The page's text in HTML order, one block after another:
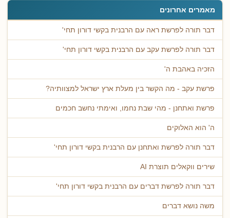
מאמרים אחרונים
דבר תורה לפרשת ראה עם הרבנית בקשי דורון תחי'
דבר תורה לפרשת עקב עם הרבנית בקשי דורון תחי'
הזכיה באהבת ה'
פרשת עקב - מה הקשר בין מעלת ארץ ישראל למצוותיה?
פרשת ואתחנן - מהי שבת נחמו, ואימתי נחשב חכמים
ה' הוא האלוקים
דבר תורה לפרשת ואתחנן עם הרבנית בקשי דורון תחי'
שירים ווקאלים תוצרת AI
דבר תורה לפרשת דברים עם הרבנית בקשי דורון תחי'
משה נושא דברים